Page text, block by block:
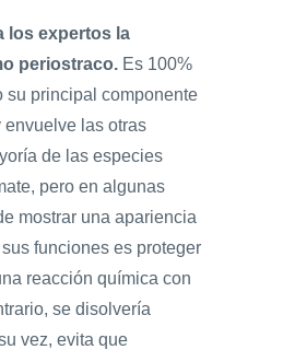
los expertos la
periostraco. Es 100%
su principal componente
envuelve las otras
de las especies
pero en algunas
mostrar una apariencia
funciones es proteger
reacción química con
se disolvería
vez, evita que